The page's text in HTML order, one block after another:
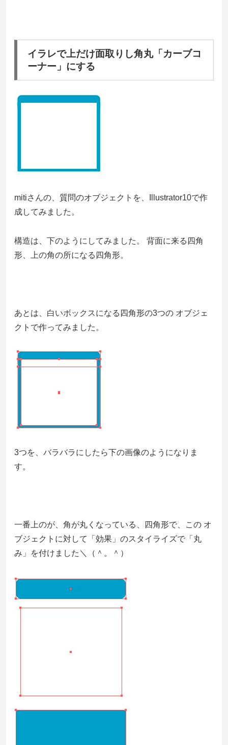
イラレで上だけ面取りし角丸「カーブコ
ーナー」にする
mitiさんの、質問のオブジェクトを、Illustrator10で作
成してみました。
構造は、下のようにしてみました。 背面に来る四角
形、上の角の所になる四角形。
あとは、白いボックスになる四角形の3つの オブジェ
クトで作ってみました。
3つを、バラバラにしたら下の画像のようになりま
す。
一番上のが、角が丸くなっている、四角形で、この オ
ブジェクトに対して「効果」のスタイライズで「丸
み」を付けました＼（＾。＾）